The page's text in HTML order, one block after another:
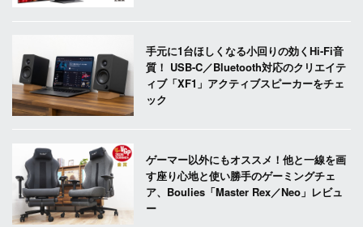
手元に1台ほしくなる小回りの効くHi-Fi音
質！ USB-C／Bluetooth対応のクリエイテ
ィブ「XF1」アクティブスピーカーをチェ
ック
ゲーマー以外にもオススメ！他と一線を画
す座り心地と使い勝手のゲーミングチェ
ア、Boulies「Master Rex／Neo」レビュ
ー